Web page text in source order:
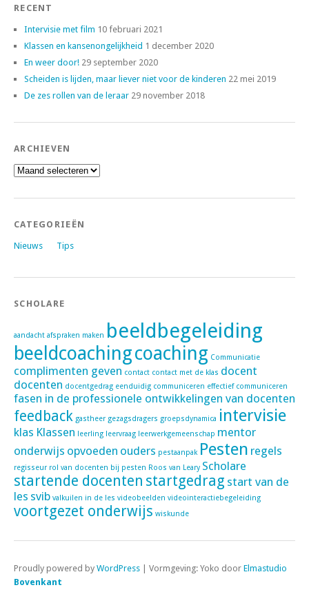
RECENT
Intervisie met film 10 februari 2021
Klassen en kansenongelijkheid 1 december 2020
En weer door! 29 september 2020
Scheiden is lijden, maar liever niet voor de kinderen 22 mei 2019
De zes rollen van de leraar 29 november 2018
ARCHIEVEN
Archieven
CATEGORIEËN
Nieuws Tips
SCHOLARE
aandacht afspraken maken beeldbegeleiding
beeldcoachingcoaching Communicatie
complimenten geven contact contact met de klas docent
docenten docentgedrag eenduidig communiceren effectief communiceren
fasen in de professionele ontwikkelingen van docenten
feedback gastheer gezagsdragers groepsdynamica intervisie
klas Klassen leerling leervraag leerwerkgemeenschap mentor
onderwijs opvoeden ouders pestaanpak Pesten regels
regisseur rol van docenten bij pesten Roos van Leary Scholare
startende docenten startgedrag start van de
les svib valkuilen in de les videobeelden videointeractiebegeleiding
voortgezet onderwijs wiskunde
Proudly powered by WordPress Vormgeving: Yoko door Elmastudio
Bovenkant